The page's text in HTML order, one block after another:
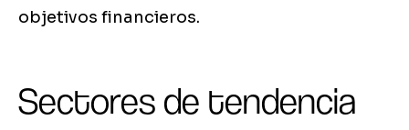
objetivos financieros.
Sectores de tendencia